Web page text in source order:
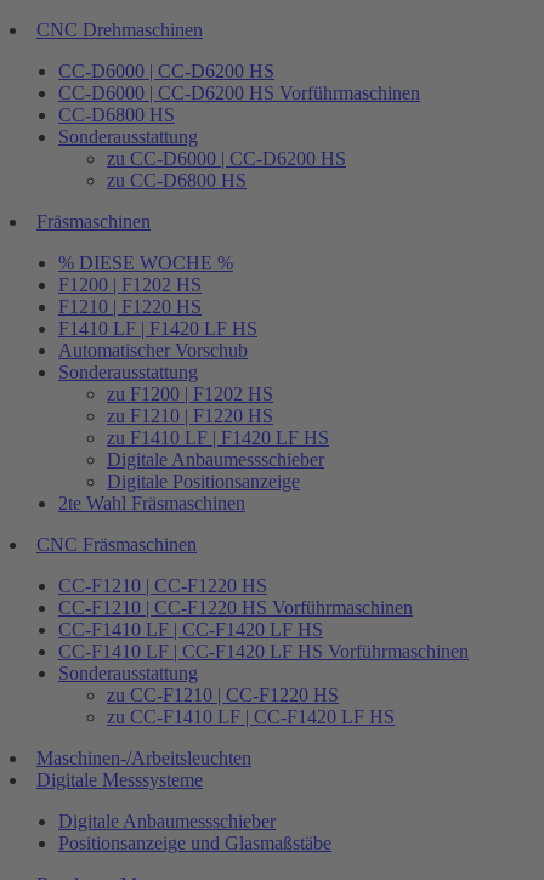
CNC Drehmaschinen
CC-D6000 | CC-D6200 HS
CC-D6000 | CC-D6200 HS Vorführmaschinen
CC-D6800 HS
Sonderausstattung
zu CC-D6000 | CC-D6200 HS
zu CC-D6800 HS
Fräsmaschinen
% DIESE WOCHE %
F1200 | F1202 HS
F1210 | F1220 HS
F1410 LF | F1420 LF HS
Automatischer Vorschub
Sonderausstattung
zu F1200 | F1202 HS
zu F1210 | F1220 HS
zu F1410 LF | F1420 LF HS
Digitale Anbaumessschieber
Digitale Positionsanzeige
2te Wahl Fräsmaschinen
CNC Fräsmaschinen
CC-F1210 | CC-F1220 HS
CC-F1210 | CC-F1220 HS Vorführmaschinen
CC-F1410 LF | CC-F1420 LF HS
CC-F1410 LF | CC-F1420 LF HS Vorführmaschinen
Sonderausstattung
zu CC-F1210 | CC-F1220 HS
zu CC-F1410 LF | CC-F1420 LF HS
Maschinen-/Arbeitsleuchten
Digitale Messsysteme
Digitale Anbaumessschieber
Positionsanzeige und Glasmaßstäbe